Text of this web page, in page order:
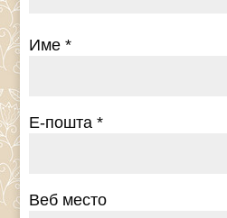
Име*
Е-пошта*
Веб место